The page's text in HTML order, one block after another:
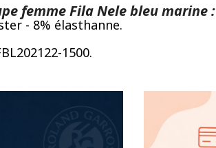
femme Fila Nele bleu marine :
- 8% élasthanne.
1500.